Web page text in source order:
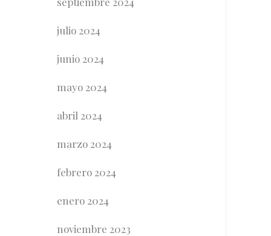
julio 2024
junio 2024
mayo 2024
abril 2024
marzo 2024
febrero 2024
enero 2024
noviembre 2023